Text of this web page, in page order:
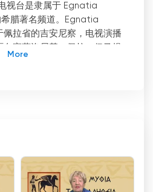
视台是隶属于 Egnatia
希腊著名频道。Egnatia
佩拉省的吉安尼察，电视演播
功能越来越受到喜欢在智能
观看节目的观众的欢迎。
电视台确保观众即使
欢的节目、新闻更新和娱乐节